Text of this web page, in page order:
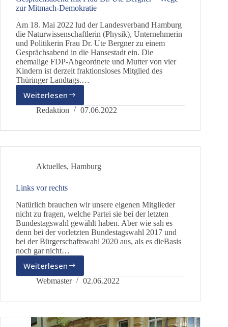
zur Mitmach-Demokratie
Am 18. Mai 2022 lud der Landesverband Hamburg
die Naturwissenschaftlerin (Physik), Unternehmerin
und Politikerin Frau Dr. Ute Bergner zu einem
Gesprächsabend in die Hansestadt ein. Die
ehemalige FDP-Abgeordnete und Mutter von vier
Kindern ist derzeit fraktionsloses Mitglied des
Thüringer Landtags.…
WeiterlesenGesprächsabend
mit
Dr.
Wege
Mitmach-
Demokratie
Redaktion 07.06.2022
Aktuelles, Hamburg
Links vor rechts
Natürlich brauchen wir unsere eigenen Mitglieder
nicht zu fragen, welche Partei sie bei der letzten
Bundestagswahl gewählt haben. Aber wie sah es
denn bei der vorletzten Bundestagswahl 2017 und
bei der Bürgerschaftswahl 2020 aus, als es dieBasis
noch gar nicht…
Weiterlesen
Links
vor
Webmaster 02.06.2022